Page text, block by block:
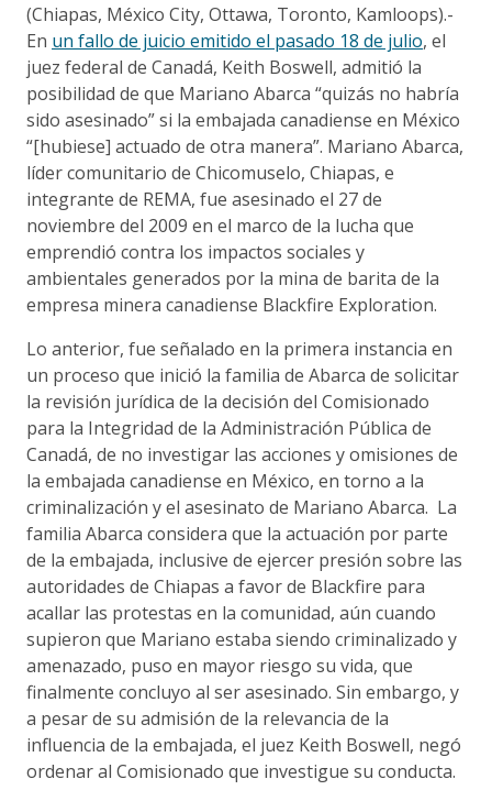
(Chiapas, México City, Ottawa, Toronto, Kamloops).-
En un fallo de juicio emitido el pasado 18 de julio, el
juez federal de Canadá, Keith Boswell, admitió la
posibilidad de que Mariano Abarca “quizás no habría
sido asesinado” si la embajada canadiense en México
“[hubiese] actuado de otra manera”. Mariano Abarca,
líder comunitario de Chicomuselo, Chiapas, e
integrante de REMA, fue asesinado el 27 de
noviembre del 2009 en el marco de la lucha que
emprendió contra los impactos sociales y
ambientales generados por la mina de barita de la
empresa minera canadiense Blackfire Exploration.
Lo anterior, fue señalado en la primera instancia en
un proceso que inició la familia de Abarca de solicitar
la revisión jurídica de la decisión del Comisionado
para la Integridad de la Administración Pública de
Canadá, de no investigar las acciones y omisiones de
la embajada canadiense en México, en torno a la
criminalización y el asesinato de Mariano Abarca. La
familia Abarca considera que la actuación por parte
de la embajada, inclusive de ejercer presión sobre las
autoridades de Chiapas a favor de Blackfire para
acallar las protestas en la comunidad, aún cuando
supieron que Mariano estaba siendo criminalizado y
amenazado, puso en mayor riesgo su vida, que
finalmente concluyo al ser asesinado. Sin embargo, y
a pesar de su admisión de la relevancia de la
influencia de la embajada, el juez Keith Boswell, negó
ordenar al Comisionado que investigue su conducta.